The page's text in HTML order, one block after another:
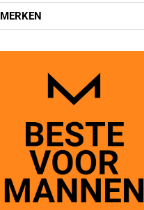
MERKEN